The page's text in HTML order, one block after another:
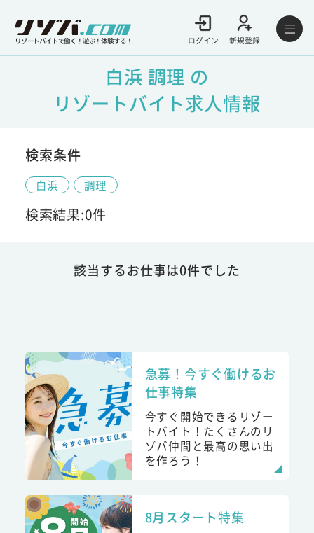
リゾートバイトで働く！遊ぶ！体験する！ ログイン 新規登録
白浜 調理 の
リゾートバイト求人情報
検索条件
白浜 調理
検索結果:0件
該当するお仕事は0件でした
急募！今すぐ働けるお
仕事特集
今すぐ開始できるリゾー
トバイト！たくさんのリ
ゾバ仲間と最高の思い出
を作ろう！
8月スタート特集